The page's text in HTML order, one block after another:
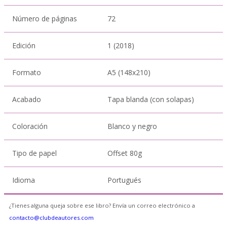
Número de páginas 72
Edición 1 (2018)
Formato A5 (148x210)
Acabado Tapa blanda (con solapas)
Coloración Blanco y negro
Tipo de papel Offset 80g
Idioma Portugués
¿Tienes alguna queja sobre ese libro? Envía un correo electrónico a
contacto@clubdeautores.com